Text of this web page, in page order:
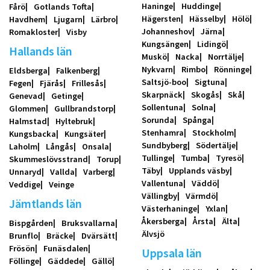
Fårö
Gotlands Tofta
Havdhem
Ljugarn
Lärbro
Romakloster
Visby
Hallands län
Eldsberga
Falkenberg
Fegen
Fjärås
Frillesås
Genevad
Getinge
Glommen
Gullbrandstorp
Halmstad
Hyltebruk
Kungsbacka
Kungsäter
Laholm
Långås
Onsala
Skummeslövsstrand
Torup
Unnaryd
Vallda
Varberg
Veddige
Veinge
Jämtlands län
Bispgården
Bruksvallarna
Brunflo
Bräcke
Dvärsätt
Frösön
Funäsdalen
Föllinge
Gäddede
Gällö
Haninge
Huddinge
Hägersten
Hässelby
Hölö
Johanneshov
Järna
Kungsängen
Lidingö
Muskö
Nacka
Norrtälje
Nykvarn
Rimbo
Rönninge
Saltsjö-boo
Sigtuna
Skarpnäck
Skogås
Skå
Sollentuna
Solna
Sorunda
Spånga
Stenhamra
Stockholm
Sundbyberg
Södertälje
Tullinge
Tumba
Tyresö
Täby
Upplands väsby
Vallentuna
Väddö
Vällingby
Värmdö
Västerhaninge
Yxlan
Åkersberga
Årsta
Älta
Älvsjö
Uppsala län